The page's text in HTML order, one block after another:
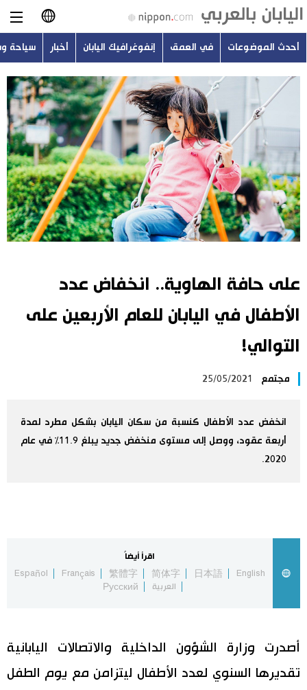
日本語
English
简体字
繁體字
Français
Español
أحدث الموضوعات
في العمق
إنفوغرافيك اليابان
سياحة وسفر
اليابان في فيديو
الأقسام
اقتصاد
مجتمع
المطبخ الياباني
أحدث الموضوعات في العمق إنفوغرافيك اليابان أخبار سياحة
على حافة الهاوية.. انخفاض عدد
الأطفال في اليابان للعام الأربعين على
التوالي!
مجتمع 25/05/2021
انخفض عدد الأطفال كنسبة من سكان اليابان بشكل مطرد لمدة
أربعة عقود، ووصل إلى مستوى منخفض جديد يبلغ 11.9٪ في عام
2020.
اقرأ أيضاً
English
日本語
简体字
繁體字
Français
Español
العربية
Русский
أصدرت وزارة الشؤون الداخلية والاتصالات اليابانية
تقديرها السنوي لعدد الأطفال ليتزامن مع يوم الطفل